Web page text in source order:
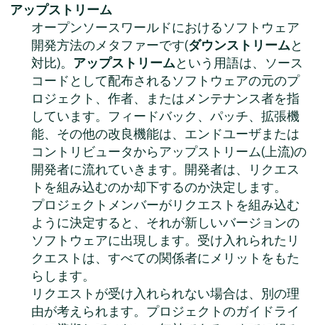
アップストリーム
オープンソースワールドにおけるソフトウェア
開発方法のメタファーです(ダウンストリームと
対比)。 アップストリームという用語は、ソース
コードとして配布されるソフトウェアの元のプ
ロジェクト、作者、またはメンテナンス者を指
しています。フィードバック、パッチ、拡張機
能、その他の改良機能は、エンドユーザまたは
コントリビュータからアップストリーム(上流)の
開発者に流れていきます。開発者は、リクエス
トを組み込むのか却下するのか決定します。
プロジェクトメンバーがリクエストを組み込む
ように決定すると、それが新しいバージョンの
ソフトウェアに出現します。受け入れられたリ
クエストは、すべての関係者にメリットをもた
らします。
リクエストが受け入れられない場合は、別の理
由が考えられます。プロジェクトのガイドライ